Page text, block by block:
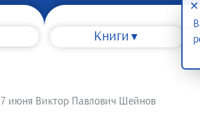
Книги
7 июня Виктор Павлович Шейнов
✕